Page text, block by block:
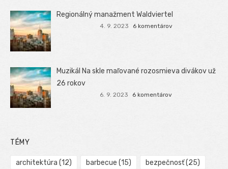
Regionálný manažment Waldviertel
4. 9. 2023 6 komentárov
Muzikál Na skle maľované rozosmieva divákov už
26 rokov
6. 9. 2023 6 komentárov
TÉMY
architektúra (12) barbecue (15) bezpečnosť(25)